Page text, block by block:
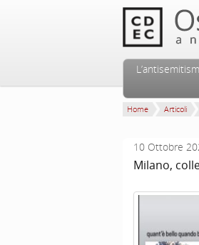
Menu
Vai al
Vai al
Home Articoli
10 Ottobre
Milano,